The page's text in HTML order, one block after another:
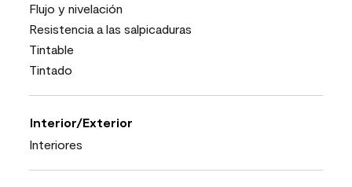
Flujo y nivelación
Resistencia a las salpicaduras
Tintable
Tintado
Interior/Exterior
Interiores